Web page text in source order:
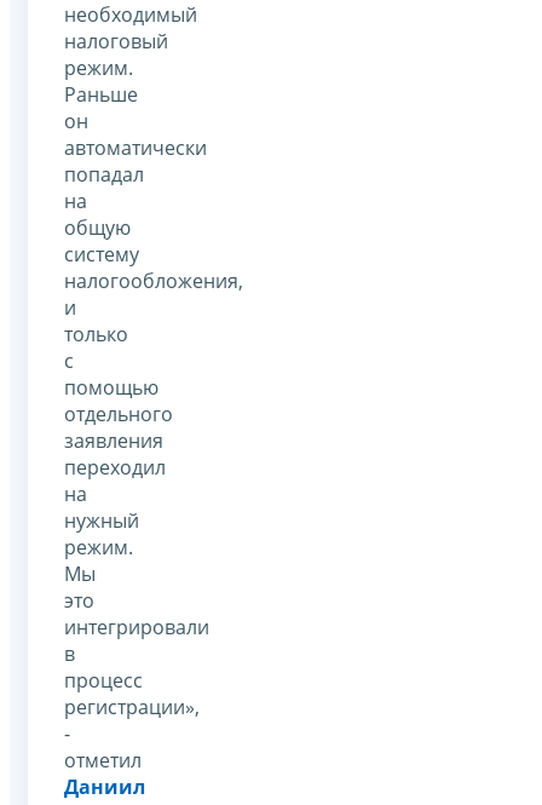
необходимый
налоговый
режим.
Раньше
он
автоматически
попадал
на
общую
систему
налогообложения,
и
только
с
помощью
отдельного
заявления
переходил
на
нужный
режим.
Мы
это
интегрировали
в
процесс
регистрации»,
-
отметил
Даниил